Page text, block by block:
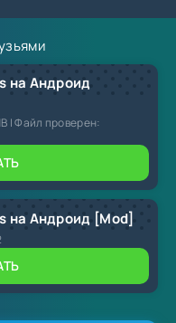
на Андроид
| Файл проверен:
на Андроид [Mod]